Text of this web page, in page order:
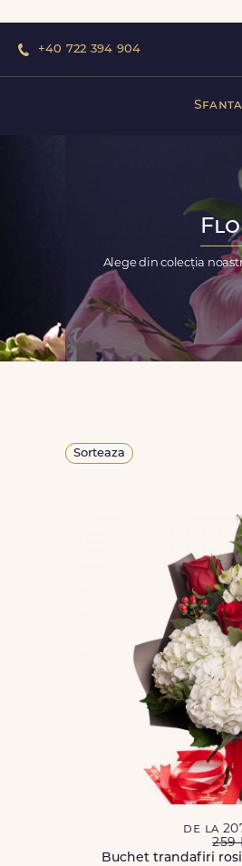
+40 722 394 904
Alege din colecția
Sorteaza
de la
259
Buchet trandafiri